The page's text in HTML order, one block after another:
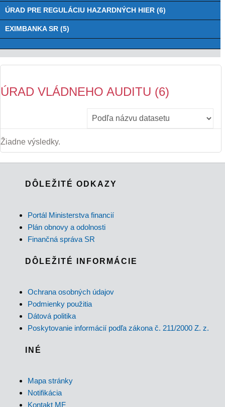
ÚRAD PRE REGULÁCIU HAZARDNÝCH HIER (6)
EXIMBANKA SR (5)
ÚRAD VLÁDNEHO AUDITU (6)
Žiadne výsledky.
DÔLEŽITÉ ODKAZY
Portál Ministerstva financií
Plán obnovy a odolnosti
Finančná správa SR
DÔLEŽITÉ INFORMÁCIE
Ochrana osobných údajov
Podmienky použitia
Dátová politika
Poskytovanie informácií podľa zákona č. 211/2000 Z. z.
INÉ
Mapa stránky
Notifikácia
Kontakt MF